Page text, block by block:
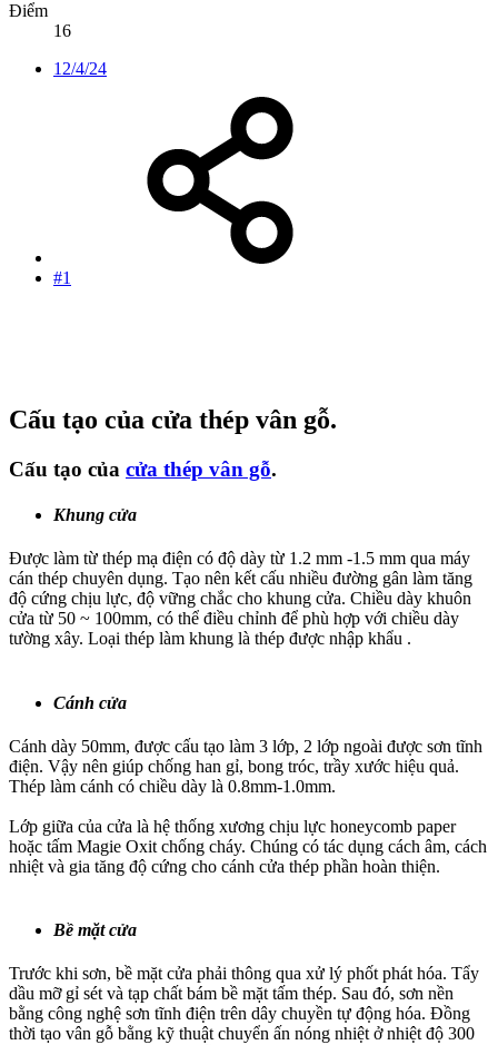
Điểm
16
12/4/24
#1
Cấu tạo của cửa thép vân gỗ.
Cấu tạo của cửa thép vân gỗ.
Khung cửa
Được làm từ thép mạ điện có độ dày từ 1.2 mm -1.5 mm qua máy
cán thép chuyên dụng. Tạo nên kết cấu nhiều đường gân làm tăng
độ cứng chịu lực, độ vững chắc cho khung cửa. Chiều dày khuôn
cửa từ 50 ~ 100mm, có thể điều chỉnh để phù hợp với chiều dày
tường xây. Loại thép làm khung là thép được nhập khẩu .
Cánh cửa
Cánh dày 50mm, được cấu tạo làm 3 lớp, 2 lớp ngoài được sơn tĩnh
điện. Vậy nên giúp chống han gỉ, bong tróc, trầy xước hiệu quả.
Thép làm cánh có chiều dày là 0.8mm-1.0mm.
Lớp giữa của cửa là hệ thống xương chịu lực honeycomb paper
hoặc tấm Magie Oxit chống cháy. Chúng có tác dụng cách âm, cách
nhiệt và gia tăng độ cứng cho cánh cửa thép phần hoàn thiện.
Bề mặt cửa
Trước khi sơn, bề mặt cửa phải thông qua xử lý phốt phát hóa. Tẩy
dầu mỡ gỉ sét và tạp chất bám bề mặt tấm thép. Sau đó, sơn nền
bằng công nghệ sơn tĩnh điện trên dây chuyền tự động hóa. Đồng
thời tạo vân gỗ bằng kỹ thuật chuyển ấn nóng nhiệt ở nhiệt độ 300